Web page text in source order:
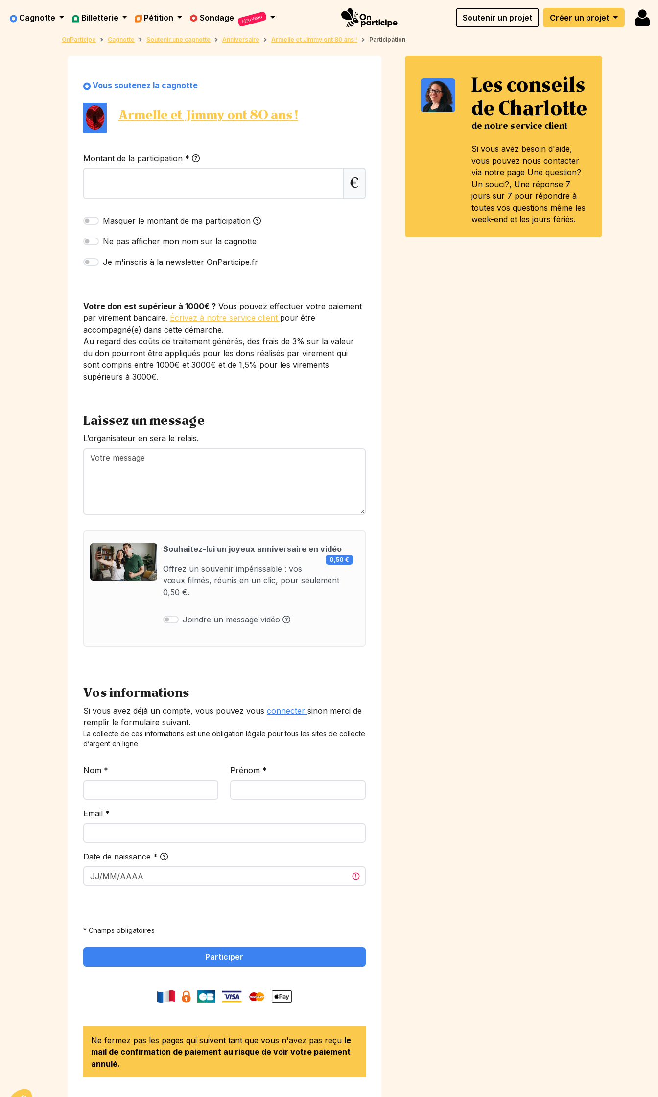
Cagnotte Billetterie Pétition Sondage Nouveau Soutenir un projet Créer un projet
OnParticipe Cagnotte Soutenir une cagnotte Anniversaire Armelle et Jimmy ont 80 ans ! Participation
Les conseils
de Charlotte
de notre service client
Si vous avez besoin d'aide,
vous pouvez nous contacter
via notre page Une question?
Un souci?, Une réponse 7
jours sur 7 pour répondre à
toutes vos questions même les
week-end et les jours fériés.
Vous soutenez la cagnotte
Armelle et Jimmy ont 80 ans !
Montant de la participation *
€
Masquer le montant de ma participation
Ne pas afficher mon nom sur la cagnotte
Je m'inscris à la newsletter OnParticipe.fr
Votre don est supérieur à 1000€ ? Vous pouvez effectuer votre paiement
par virement bancaire. Écrivez à notre service client pour être
accompagné(e) dans cette démarche.
Au regard des coûts de traitement générés, des frais de 3% sur la valeur
du don pourront être appliqués pour les dons réalisés par virement qui
sont compris entre 1000€ et 3000€ et de 1,5% pour les virements
supérieurs à 3000€.
Laissez un message
L’organisateur en sera le relais.
Souhaitez-lui un joyeux anniversaire en vidéo
0,50 €
Offrez un souvenir impérissable : vos
vœux filmés, réunis en un clic, pour seulement
0,50 €.
Joindre un message vidéo
Vos informations
Si vous avez déjà un compte, vous pouvez vous connecter sinon merci de
remplir le formulaire suivant.
La collecte de ces informations est une obligation légale pour tous les sites de collecte
d’argent en ligne
Nom * Prénom *
Email *
Date de naissance *
* Champs obligatoires
Participer
Ne fermez pas les pages qui suivent tant que vous n'avez pas reçu le
mail de confirmation de paiement au risque de voir votre paiement
annulé.